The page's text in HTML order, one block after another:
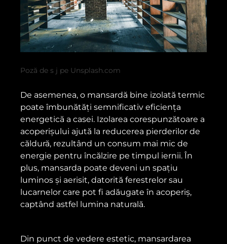
Poză de s j pe Unsplash.com
De asemenea, o mansardă bine izolată termic
poate îmbunătăți semnificativ eficiența
energetică a casei. Izolarea corespunzătoare a
acoperișului ajută la reducerea pierderilor de
căldură, rezultând un consum mai mic de
energie pentru încălzire pe timpul iernii. În
plus, mansarda poate deveni un spațiu
luminos și aerisit, datorită ferestrelor sau
lucarnelor care pot fi adăugate în acoperiș,
captând astfel lumina naturală.
Din punct de vedere estetic, mansardarea